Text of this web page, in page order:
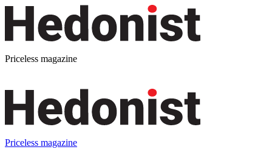
Priceless magazine
Priceless magazine